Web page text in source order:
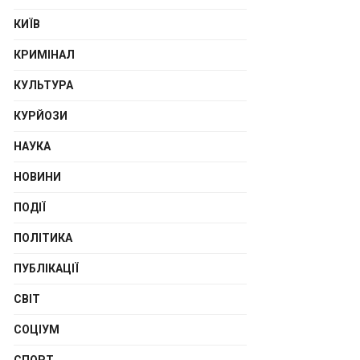
КИЇВ
КРИМІНАЛ
КУЛЬТУРА
КУРЙОЗИ
НАУКА
НОВИНИ
ПОДІЇ
ПОЛІТИКА
ПУБЛІКАЦІЇ
СВІТ
СОЦІУМ